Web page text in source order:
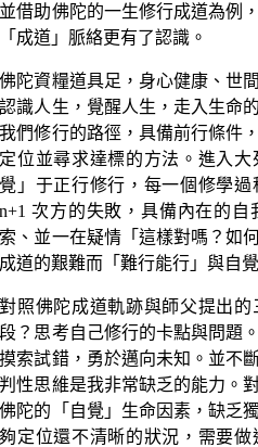
並借助佛陀的一生修行成道為例
「成道」脈絡更有了認識。
佛陀資糧道具足，身心健康、世
認識人生，覺醒人生，走入生命
我們修行的路徑，具備前行條件
定位並尋求達標的方法。進入
覺」于正行修行，每一個修學
n+1 次方的失敗，具備內在的
索、並一在疑情「這樣對嗎？如
成道的艱難而「難行能行」與自
對照佛陀成道軌跡與師父提出
段？思考自己修行的卡點與問題
摸索試錯，勇於邁向未知。並不
判性思維是我非常缺乏的能力。
佛陀的「自覺」生命因素，缺乏
夠定位還不清晰的狀況，需要